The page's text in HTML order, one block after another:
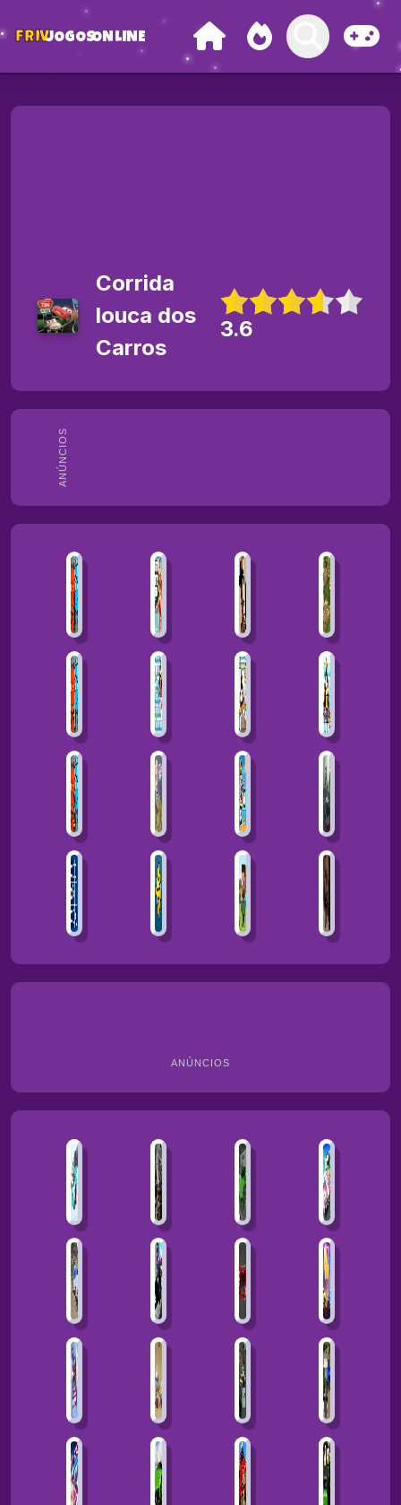
FRIVJOGOSONLINE
ANÚNCIOS
Corrida
louca dos
Carros
3.6
ANÚNCIOS